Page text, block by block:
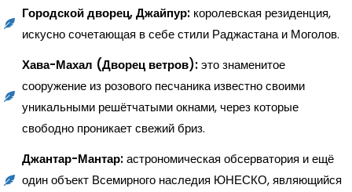
Городской дворец, Джайпур:королевская резиденция,
искусно сочетающая в себе стили Раджастана и Моголов.
Хава-Махал (Дворец ветров):это знаменитое
сооружение из розового песчаника известно своими
уникальными решётчатыми окнами, через которые
свободно проникает свежий бриз.
Джантар-Мантар:астрономическая обсерватория и ещё
один объект Всемирного наследия ЮНЕСКО, являющийся